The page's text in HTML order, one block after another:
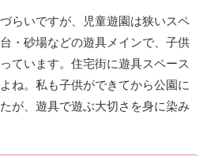
らいですが、児童遊園は狭いスペ
・砂場などの遊具メインで、子供
ています。住宅街に遊具スペース
ね。私も子供ができてから公園に
が、遊具で遊ぶ大切さを身に染み